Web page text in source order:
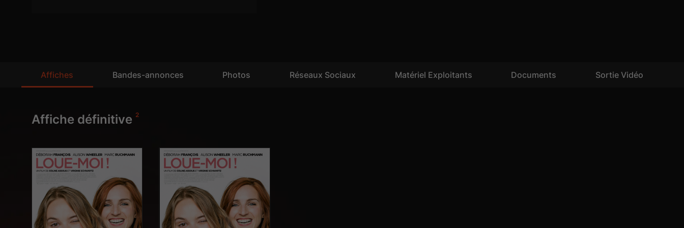
Affiches Bandes-annonces Photos Réseaux Sociaux Matériel Exploitants Documents Sortie Vidéo
Affiche définitive 2